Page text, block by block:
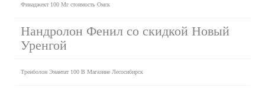
Финаджект 100 Мг стоимость Омск
Нандролон Фенил со скидкой Новый
Уренгой
Тренболон Энантат 100 В Магазине Лесосибирск